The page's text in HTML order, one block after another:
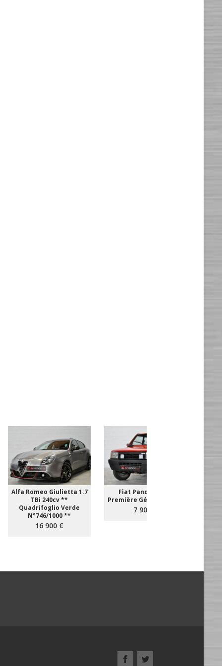
Alfa Romeo Giulietta 1.7
TBi 240cv **
Quadrifoglio Verde
N°746/1000 **
16 900 €
Fiat Panda 4x4 **
Première Génération **
7 900 €